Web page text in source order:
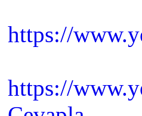
https://
https://